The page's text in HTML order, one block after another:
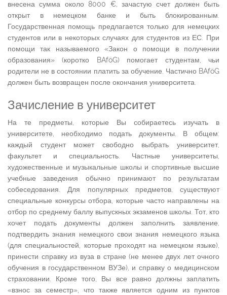
внесена сумма около 8000 €, зачастую счет должен быть
открыт в немецком банке и быть блокированным.
Государственная помощь предлагается только для немецких
студентов или в некоторых случаях для студентов из ЕС. При
помощи так называемого «Закон о помощи в получении
образования» (коротко BAföG) помогает студентам, чьи
родители не в состоянии платить за обучение. Частично BAföG
должен быть возвращен после окончания университета.
Зачисление в университет
На те предметы, которые Вы собираетесь изучать в
университете, необходимо подать документы. В общем:
каждый студент может свободно выбрать университет,
факультет и специальность. Частные университеты,
художественные и музыкальные школы и спортивные высшие
учебные заведения обычно принимают по результатам
собеседования. Для популярных предметов, существуют
специальные конкурсы отбора, которые часто направлены на
отбор по среднему баллу выпускных экзаменов школы. Тот, кто
хочет подать документы должен заполнить заявление,
подтвердить знания немецкого свои знания немецкого языка
(для специальностей, которые проходят на немецком языке),
принести справку из вуза в стране (не менее двух лет очного
обучения в государственном ВУЗе), и справку о медицинском
страховании. Кроме того, Вы все равно должны заплатить
«взнос за семестр», что также является одним из пунктов